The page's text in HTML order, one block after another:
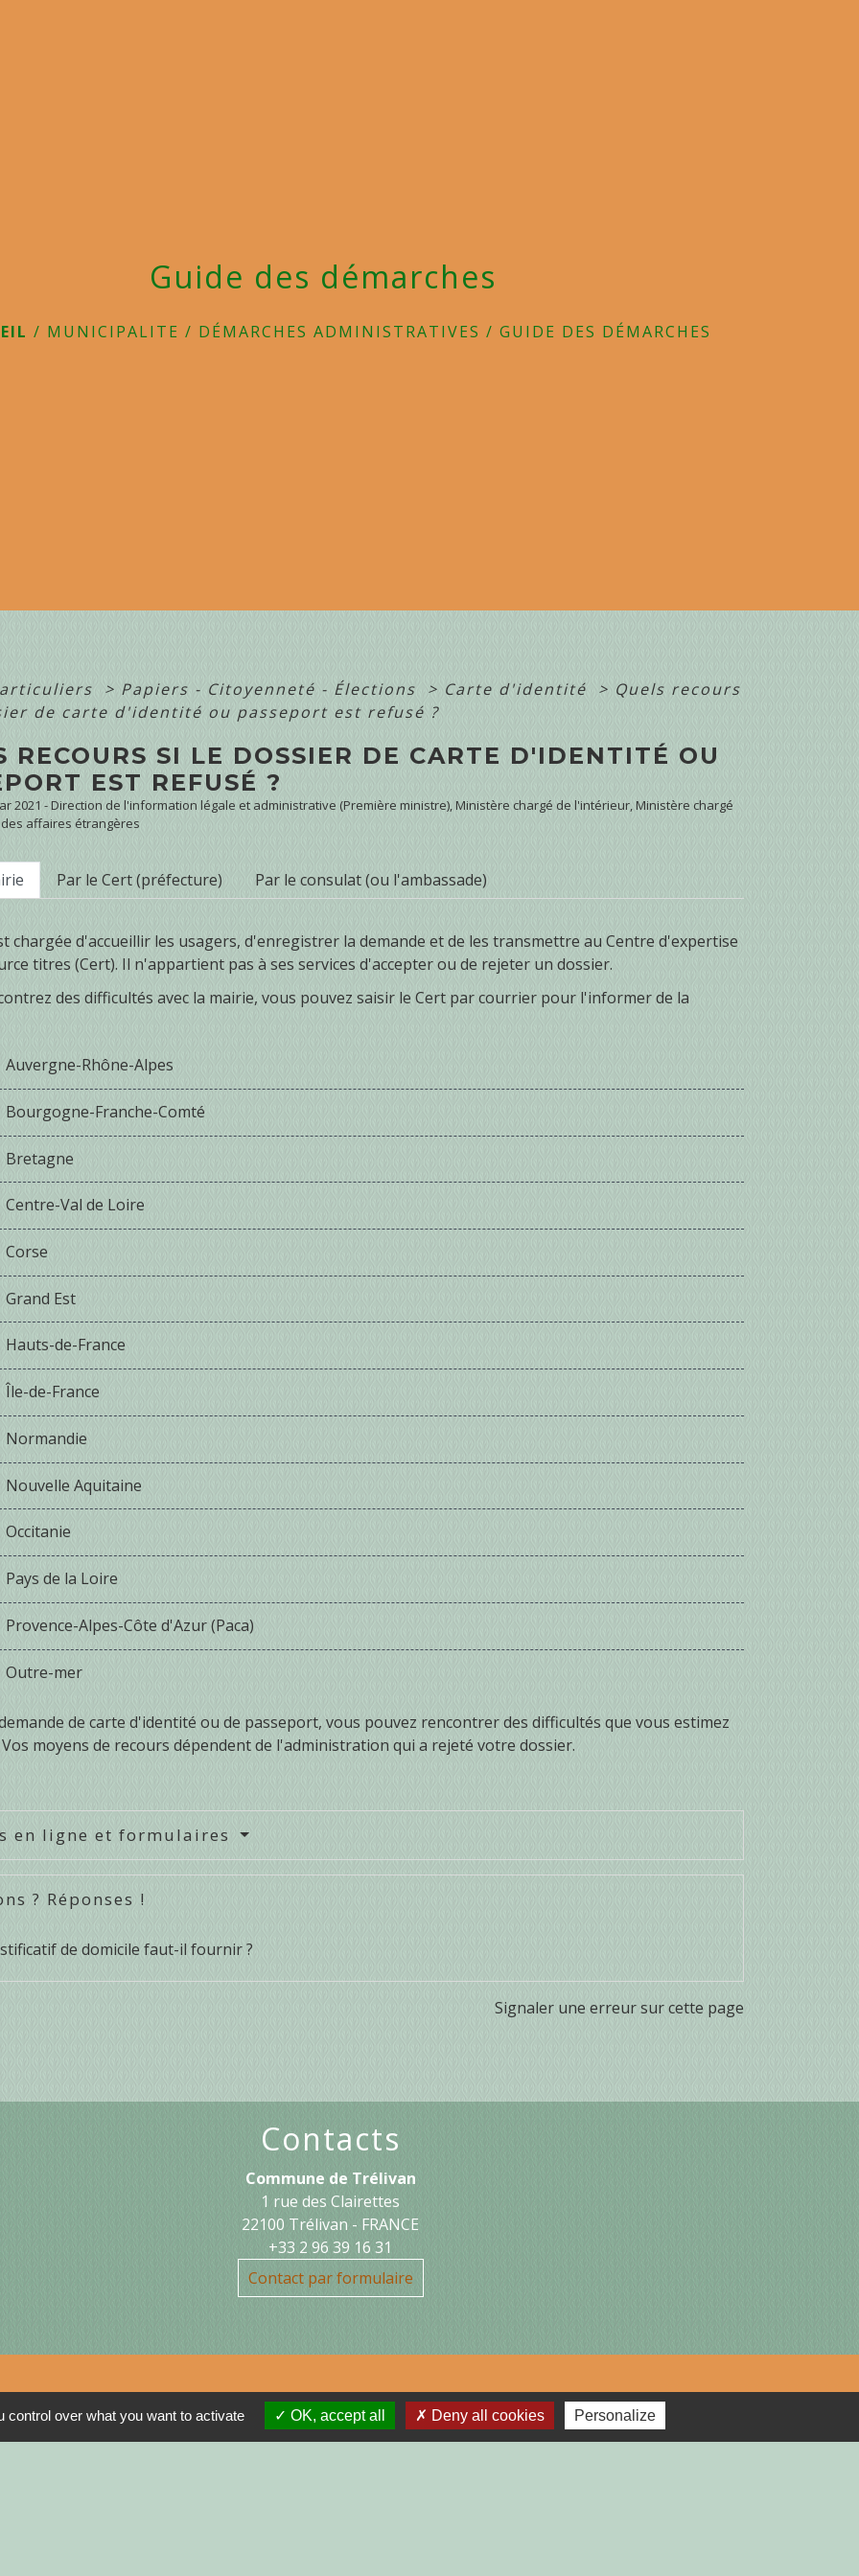
Guide des démarches
/ MUNICIPALITE / DÉMARCHES ADMINISTRATIVES / GUIDE DES DÉMARCHES
> Papiers - Citoyenneté - Élections > Carte d'identité > Quels recours
de carte d'identité ou passeport est refusé ?
RECOURS SI LE DOSSIER DE CARTE D'IDENTITÉ OU
EST REFUSÉ ?
2021 - Direction de l'information légale et administrative (Première ministre), Ministère chargé de l'intérieur, Ministère chargé
affaires étrangères
Par le Cert (préfecture) Par le consulat (ou l'ambassade)
chargée d'accueillir les usagers, d'enregistrer la demande et de les transmettre au Centre d'expertise
titres (Cert). Il n'appartient pas à ses services d'accepter ou de rejeter un dossier.
des difficultés avec la mairie, vous pouvez saisir le Cert par courrier pour l'informer de la
Auvergne-Rhône-Alpes
Bourgogne-Franche-Comté
Bretagne
Centre-Val de Loire
Corse
Grand Est
Hauts-de-France
Île-de-France
Normandie
Nouvelle Aquitaine
Occitanie
Pays de la Loire
Provence-Alpes-Côte d'Azur (Paca)
Outre-mer
de carte d'identité ou de passeport, vous pouvez rencontrer des difficultés que vous estimez
moyens de recours dépendent de l'administration qui a rejeté votre dossier.
en ligne et formulaires
? Réponses !
de domicile faut-il fournir ?
Signaler une erreur sur cette page
Contacts
Commune de Trélivan
1 rue des Clairettes
22100 Trélivan - FRANCE
+33 2 96 39 16 31
Contact par formulaire
Jumelages
over what you want to activate OK, accept all Deny all cookies Personalize